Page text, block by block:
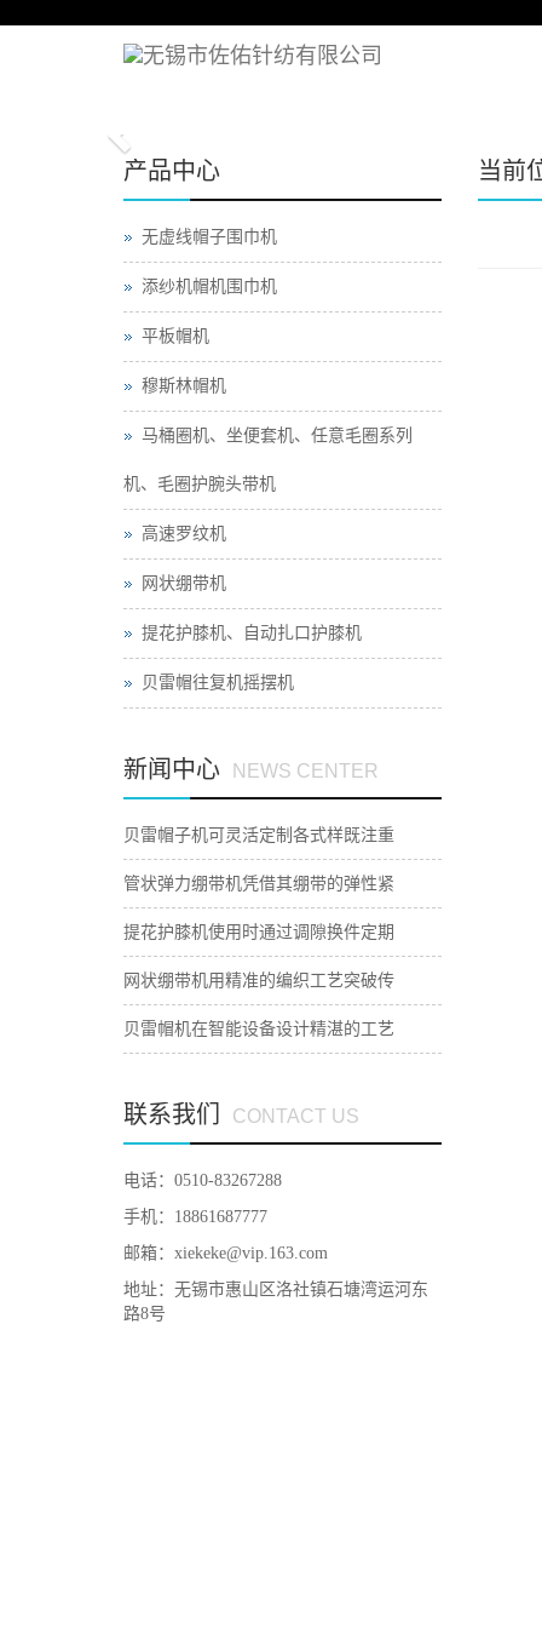
Previous
产品中心
无虚线帽子围巾机
添纱机帽机围巾机
平板帽机
穆斯林帽机
马桶圈机、坐便套机、任意毛圈系列
机、毛圈护腕头带机
高速罗纹机
网状绷带机
提花护膝机、自动扎口护膝机
贝雷帽往复机摇摆机
新闻中心 NEWS CENTER
贝雷帽子机可灵活定制各式样既注重
管状弹力绷带机凭借其绷带的弹性紧
提花护膝机使用时通过调隙换件定期
网状绷带机用精准的编织工艺突破传
贝雷帽机在智能设备设计精湛的工艺
联系我们 CONTACT US
电话：0510-83267288
手机：18861687777
邮箱： xiekeke@vip.163.com
地址：无锡市惠山区洛社镇石塘湾运河东
路8号
当前